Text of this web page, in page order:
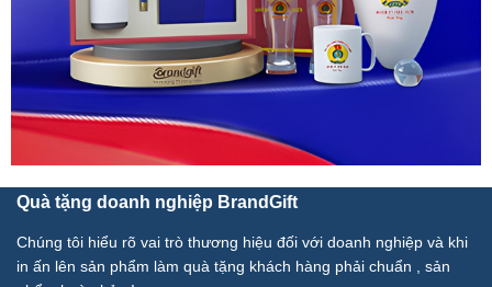
Quà tặng doanh nghiệp BrandGift
Chúng tôi hiểu rõ vai trò thương hiệu đối với doanh nghiệp và khi
in ấn lên sản phẩm làm quà tặng khách hàng phải chuẩn , sản